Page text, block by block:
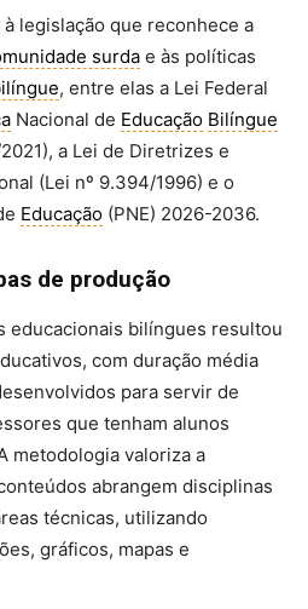
legislação que reconhece a
surda e às políticas
, entre elas a Lei Federal
Nacional de Educação Bilíngue
2021), a Lei de Diretrizes e
(Lei nº 9.394/1996) e o
Educação (PNE) 2026-2036.
de produção
educacionais bilíngues resultou
com duração média
para servir de
que tenham alunos
metodologia valoriza a
abrangem disciplinas
técnicas, utilizando
gráficos, mapas e